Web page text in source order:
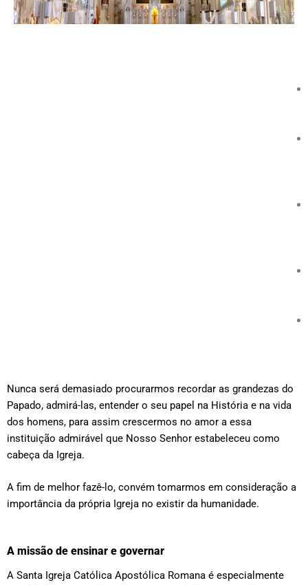
Nunca será demasiado procurarmos recordar as grandezas do
Papado, admirá-las, entender o seu papel na História e na vida
dos homens, para assim crescermos no amor a essa
instituição admirável que Nosso Senhor estabeleceu como
cabeça da Igreja.
A fim de melhor fazê-lo, convém tomarmos em consideração a
importância da própria Igreja no existir da humanidade.
A missão de ensinar e governar
A Santa Igreja Católica Apostólica Romana é especialmente